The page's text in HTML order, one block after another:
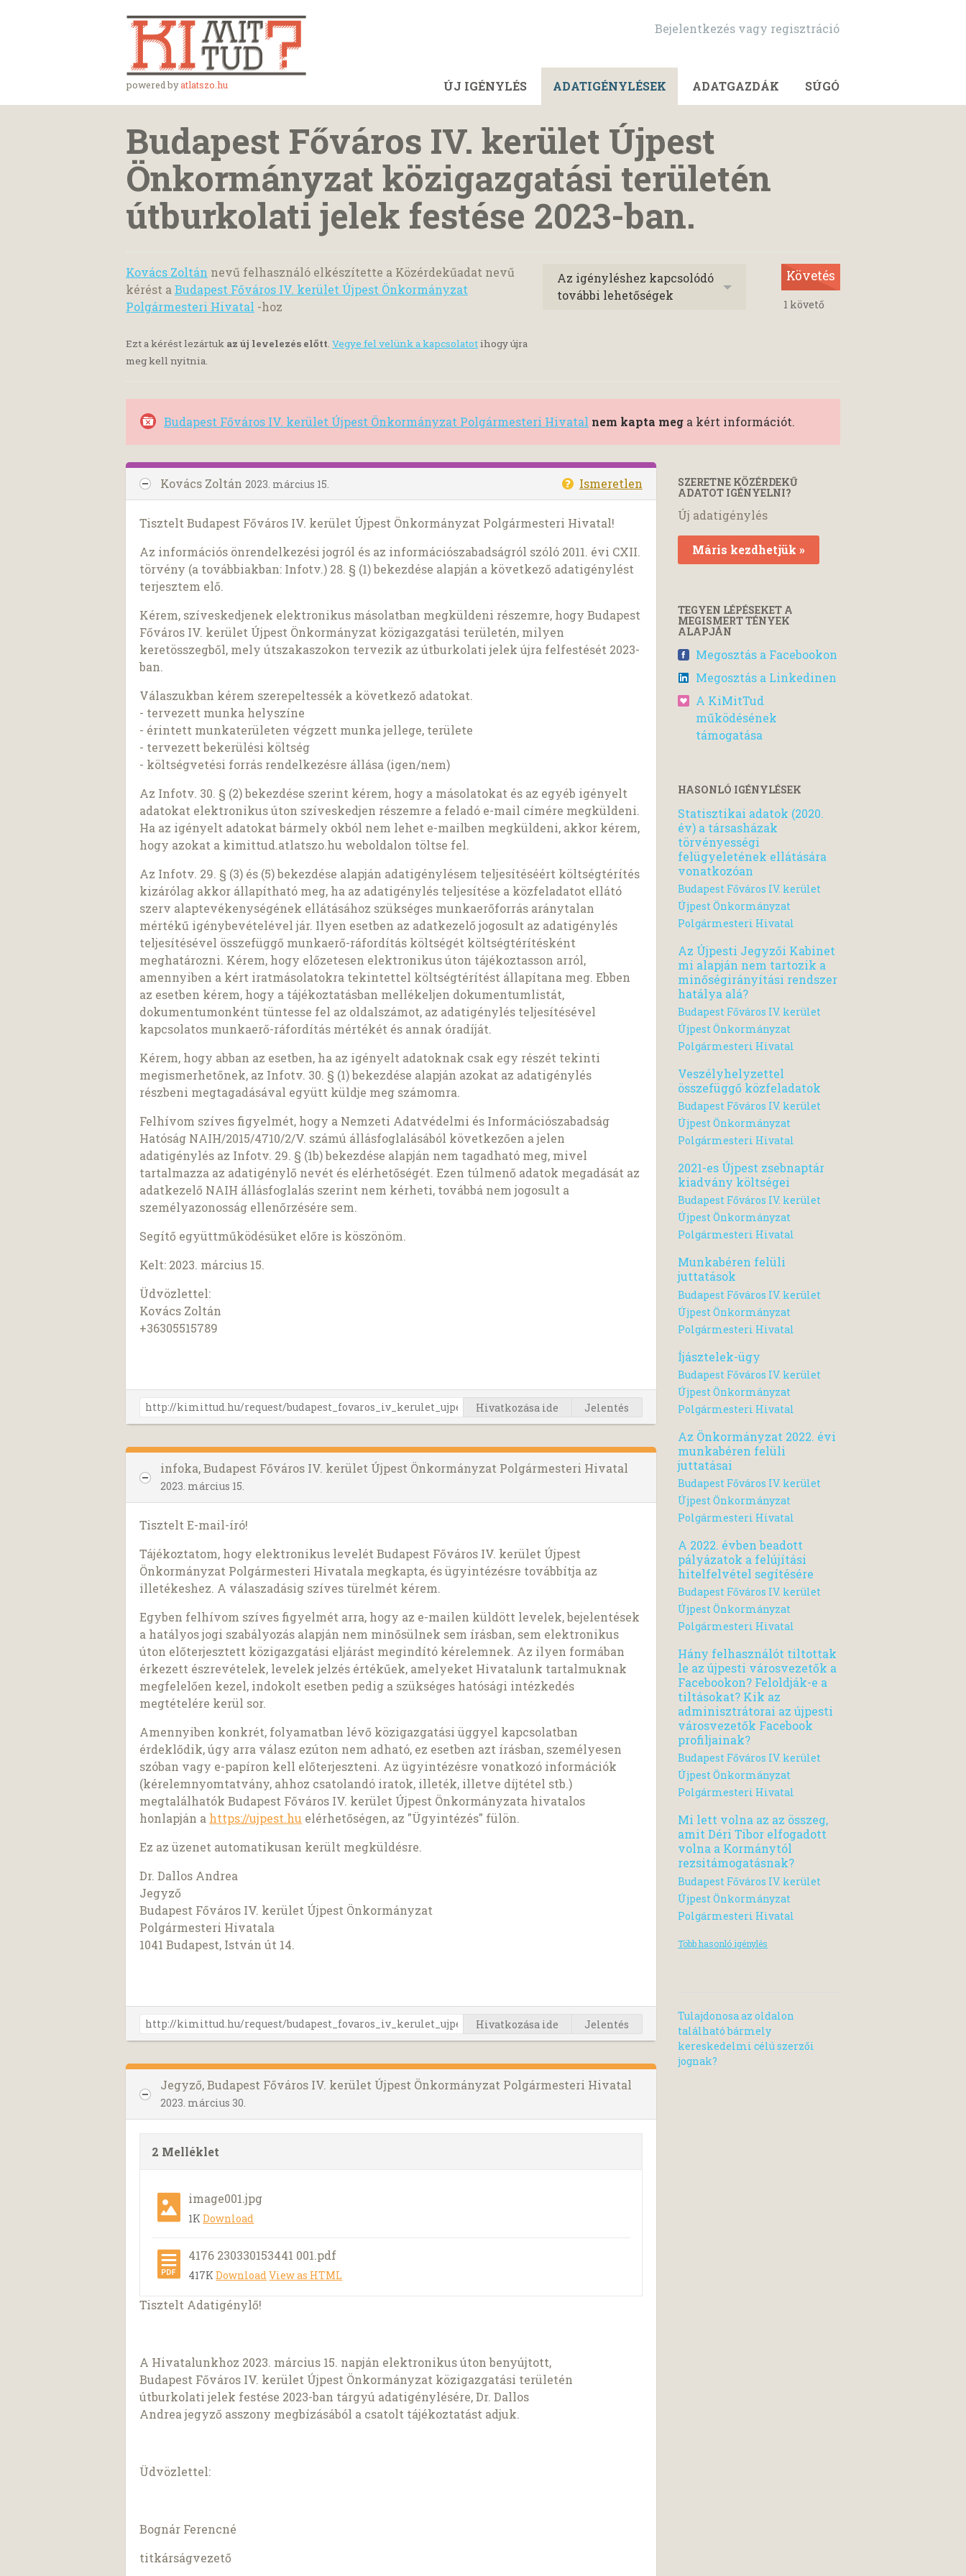
powered byatlatszo.hu
Bejelentkezés vagy regisztráció
ÚJ IGÉNYLÉS ADATIGÉNYLÉSEK ADATGAZDÁK SÚGÓ
Budapest Főváros IV. kerület Újpest
Önkormányzat közigazgatási területén
útburkolati jelek festése 2023-ban.
Kovács Zoltán nevű felhasználó elkészítette a Közérdekűadat nevű
kérést a Budapest Főváros IV. kerület Újpest Önkormányzat
Polgármesteri Hivatal -hoz
Ezt a kérést lezártuk az új levelezés előtt. Vegye fel velünk a kapcsolatotihogy újra
meg kell nyitnia.
Az igényléshez kapcsolódó
további lehetőségek
Követés
1 követő
Budapest Főváros IV. kerület Újpest Önkormányzat Polgármesteri Hivatal nem kapta meg a kért információt.
Kovács Zoltán 2023. március 15. Ismeretlen
Tisztelt Budapest Főváros IV. kerület Újpest Önkormányzat Polgármesteri Hivatal!
Az információs önrendelkezési jogról és az információszabadságról szóló 2011. évi CXII.
törvény (a továbbiakban: Infotv.) 28. § (1) bekezdése alapján a következő adatigénylést
terjesztem elő.
Kérem, szíveskedjenek elektronikus másolatban megküldeni részemre, hogy Budapest
Főváros IV. kerület Újpest Önkormányzat közigazgatási területén, milyen
keretösszegből, mely útszakaszokon tervezik az útburkolati jelek újra felfestését 2023-
ban.
Válaszukban kérem szerepeltessék a következő adatokat.
- tervezett munka helyszíne
- érintett munkaterületen végzett munka jellege, területe
- tervezett bekerülési költség
- költségvetési forrás rendelkezésre állása (igen/nem)
Az Infotv. 30. § (2) bekezdése szerint kérem, hogy a másolatokat és az egyéb igényelt
adatokat elektronikus úton szíveskedjen részemre a feladó e-mail címére megküldeni.
Ha az igényelt adatokat bármely okból nem lehet e-mailben megküldeni, akkor kérem,
hogy azokat a kimittud.atlatszo.hu weboldalon töltse fel.
Az Infotv. 29. § (3) és (5) bekezdése alapján adatigénylésem teljesítéséért költségtérítés
kizárólag akkor állapítható meg, ha az adatigénylés teljesítése a közfeladatot ellátó
szerv alaptevékenységének ellátásához szükséges munkaerőforrás aránytalan
mértékű igénybevételével jár. Ilyen esetben az adatkezelő jogosult az adatigénylés
teljesítésével összefüggő munkaerő-ráfordítás költségét költségtérítésként
meghatározni. Kérem, hogy előzetesen elektronikus úton tájékoztasson arról,
amennyiben a kért iratmásolatokra tekintettel költségtérítést állapítana meg. Ebben
az esetben kérem, hogy a tájékoztatásban mellékeljen dokumentumlistát,
dokumentumonként tüntesse fel az oldalszámot, az adatigénylés teljesítésével
kapcsolatos munkaerő-ráfordítás mértékét és annak óradíját.
Kérem, hogy abban az esetben, ha az igényelt adatoknak csak egy részét tekinti
megismerhetőnek, az Infotv. 30. § (1) bekezdése alapján azokat az adatigénylés
részbeni megtagadásával együtt küldje meg számomra.
Felhívom szíves figyelmét, hogy a Nemzeti Adatvédelmi és Információszabadság
Hatóság NAIH/2015/4710/2/V. számú állásfoglalásából következően a jelen
adatigénylés az Infotv. 29. § (1b) bekezdése alapján nem tagadható meg, mivel
tartalmazza az adatigénylő nevét és elérhetőségét. Ezen túlmenő adatok megadását az
adatkezelő NAIH állásfoglalás szerint nem kérheti, továbbá nem jogosult a
személyazonosság ellenőrzésére sem.
Segítő együttműködésüket előre is köszönöm.
Kelt: 2023. március 15.
Üdvözlettel:
Kovács Zoltán
+36305515789
Hivatkozása ide Jelentés
infoka, Budapest Főváros IV. kerület Újpest Önkormányzat Polgármesteri Hivatal
2023. március 15.
Tisztelt E-mail-író!
Tájékoztatom, hogy elektronikus levelét Budapest Főváros IV. kerület Újpest
Önkormányzat Polgármesteri Hivatala megkapta, és ügyintézésre továbbítja az
illetékeshez. A válaszadásig szíves türelmét kérem.
Egyben felhívom szíves figyelmét arra, hogy az e-mailen küldött levelek, bejelentések
a hatályos jogi szabályozás alapján nem minősülnek sem írásban, sem elektronikus
úton előterjesztett közigazgatási eljárást megindító kérelemnek. Az ilyen formában
érkezett észrevételek, levelek jelzés értékűek, amelyeket Hivatalunk tartalmuknak
megfelelően kezel, indokolt esetben pedig a szükséges hatósági intézkedés
megtételére kerül sor.
Amennyiben konkrét, folyamatban lévő közigazgatási üggyel kapcsolatban
érdeklődik, úgy arra válasz ezúton nem adható, ez esetben azt írásban, személyesen
szóban vagy e-papíron kell előterjeszteni. Az ügyintézésre vonatkozó információk
(kérelemnyomtatvány, ahhoz csatolandó iratok, illeték, illetve díjtétel stb.)
megtalálhatók Budapest Főváros IV. kerület Újpest Önkormányzata hivatalos
honlapján a https://ujpest.hu elérhetőségen, az "Ügyintézés" fülön.
Ez az üzenet automatikusan került megküldésre.
Dr. Dallos Andrea
Jegyző
Budapest Főváros IV. kerület Újpest Önkormányzat
Polgármesteri Hivatala
1041 Budapest, István út 14.
Hivatkozása ide Jelentés
Jegyző, Budapest Főváros IV. kerület Újpest Önkormányzat Polgármesteri Hivatal
2023. március 30.
2 Melléklet
image001.jpg
1KDownload
4176 230330153441 001.pdf
417KDownloadView as HTML
Tisztelt Adatigénylő!
A Hivatalunkhoz 2023. március 15. napján elektronikus úton benyújtott,
Budapest Főváros IV. kerület Újpest Önkormányzat közigazgatási területén
útburkolati jelek festése 2023-ban tárgyú adatigénylésére, Dr. Dallos
Andrea jegyző asszony megbízásából a csatolt tájékoztatást adjuk.
Üdvözlettel:
Bognár Ferencné
titkárságvezető
SZERETNE KÖZÉRDEKŰ
ADATOT IGÉNYELNI?
Új adatigénylés
Máris kezdhetjük »
TEGYEN LÉPÉSEKET A
MEGISMERT TÉNYEK
ALAPJÁN
Megosztás a Facebookon
Megosztás a Linkedinen
A KiMitTud
működésének
támogatása
HASONLÓ IGÉNYLÉSEK
Statisztikai adatok (2020.
év) a társasházak
törvényességi
felügyeletének ellátására
vonatkozóan
Budapest Főváros IV. kerület
Újpest Önkormányzat
Polgármesteri Hivatal
Az Újpesti Jegyzői Kabinet
mi alapján nem tartozik a
minőségirányítási rendszer
hatálya alá?
Budapest Főváros IV. kerület
Újpest Önkormányzat
Polgármesteri Hivatal
Veszélyhelyzettel
összefüggő közfeladatok
Budapest Főváros IV. kerület
Újpest Önkormányzat
Polgármesteri Hivatal
2021-es Újpest zsebnaptár
kiadvány költségei
Budapest Főváros IV. kerület
Újpest Önkormányzat
Polgármesteri Hivatal
Munkabéren felüli
juttatások
Budapest Főváros IV. kerület
Újpest Önkormányzat
Polgármesteri Hivatal
Íjásztelek-ügy
Budapest Főváros IV. kerület
Újpest Önkormányzat
Polgármesteri Hivatal
Az Önkormányzat 2022. évi
munkabéren felüli
juttatásai
Budapest Főváros IV. kerület
Újpest Önkormányzat
Polgármesteri Hivatal
A 2022. évben beadott
pályázatok a felújítási
hitelfelvétel segítésére
Budapest Főváros IV. kerület
Újpest Önkormányzat
Polgármesteri Hivatal
Hány felhasználót tiltottak
le az újpesti városvezetők a
Facebookon? Feloldják-e a
tiltásokat? Kik az
adminisztrátorai az újpesti
városvezetők Facebook
profiljainak?
Budapest Főváros IV. kerület
Újpest Önkormányzat
Polgármesteri Hivatal
Mi lett volna az az összeg,
amit Déri Tibor elfogadott
volna a Kormánytól
rezsitámogatásnak?
Budapest Főváros IV. kerület
Újpest Önkormányzat
Polgármesteri Hivatal
Több hasonló igénylés
Tulajdonosa az oldalon
található bármely
kereskedelmi célú szerzői
jognak?